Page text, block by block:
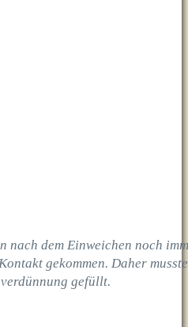
nach dem Einweichen noch
gekommen. Daher
gefüllt.